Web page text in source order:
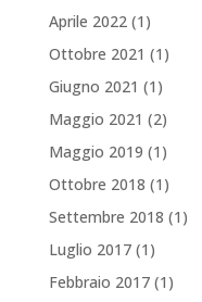
Aprile 2022(1)
Ottobre 2021 (1)
Giugno 2021 (1)
Maggio 2021 (2)
Maggio 2019 (1)
Ottobre 2018 (1)
Settembre 2018 (1)
Luglio 2017(1)
Febbraio 2017(1)